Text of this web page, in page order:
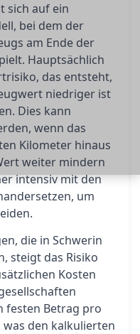
sich auf ein
bei dem der
am Ende der
Hauptsächlich
das entsteht,
niedriger ist
Dies kann
wenn das
Kilometer hinaus
weiter mindern
intensiv mit den
um
die in Schwerin
steigt das Risiko
Kosten
festen Betrag pro
den kalkulierten